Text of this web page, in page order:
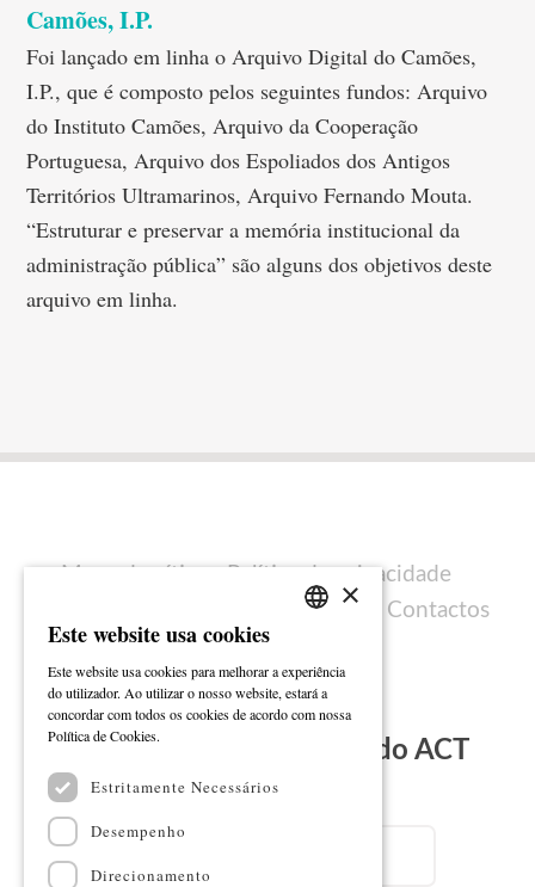
Camões, I.P.
Foi lançado em linha o Arquivo Digital do Camões,
I.P., que é composto pelos seguintes fundos: Arquivo
do Instituto Camões, Arquivo da Cooperação
Portuguesa, Arquivo dos Espoliados dos Antigos
Territórios Ultramarinos, Arquivo Fernando Mouta.
“Estruturar e preservar a memória institucional da
administração pública” são alguns dos objetivos deste
arquivo em linha.
Mapa do sítio
Política de privacidade
Ficha técnica Contactos
Subscreva a Newsletter do ACT
ENGLISH
×
Este website usa cookies
Este website usa cookies para melhorar a experiência
do utilizador. Ao utilizar o nosso website, estará a
concordar com todos os cookies de acordo com nossa
Política de Cookies.
Estritamente Necessários
Desempenho
Direcionamento